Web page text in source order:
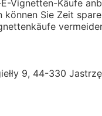
Vignetten-Käufe
können Sie Zeit
9, 44-330